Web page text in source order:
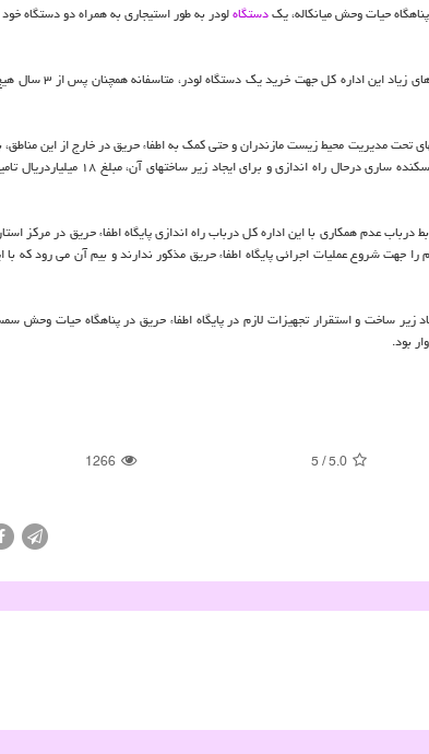
حیات وحش میانکاله، یکدستگاهلودر به طور استیجاری به همراه دو دستگاه
معاون فنی اداره کل حفاظت محیط زیست مازندران اضافه
تحت مدیریت محیط زیست مازندران و حتی کمک به اطفاء حریق در خارج از این مناطق،
پایگاه اطفاء حریق در مرکز و شرق استان، در ضلع شمالی پناهگاه حیات وحش
عدم همکاری با این اداره کل درباب راه اندازی پایگاه اطفاء حریق در مرکز
را جهت شروع عملیات اجرائی پایگاه اطفاء حریق مذکور ندارند و بیم آن می رود که با
زیر ساخت و استقرار تجهیزات لازم در پایگاه اطفاء حریق در پناهگاه حیات وحش
بود.
5.0
/
5
1266